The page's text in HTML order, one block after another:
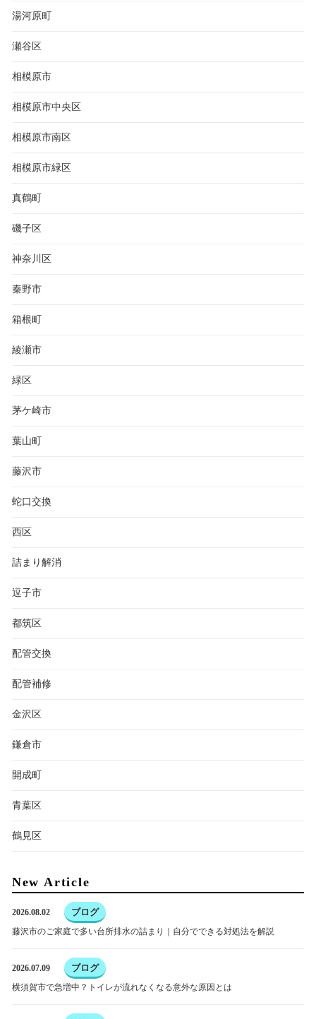
湯河原町
瀬谷区
相模原市
相模原市中央区
相模原市南区
相模原市緑区
真鶴町
磯子区
神奈川区
秦野市
箱根町
綾瀬市
緑区
茅ケ崎市
葉山町
藤沢市
蛇口交換
西区
詰まり解消
逗子市
都筑区
配管交換
配管補修
金沢区
鎌倉市
開成町
青葉区
鶴見区
New Article
2026.08.02 ブログ
藤沢市のご家庭で多い台所排水の詰まり｜自分でできる対処法を解説
2026.07.09 ブログ
横須賀市で急増中？トイレが流れなくなる意外な原因とは